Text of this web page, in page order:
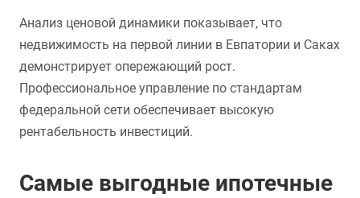
Анализ ценовой динамики показывает, что
недвижимость на первой линии в Евпатории и Саках
демонстрирует опережающий рост.
Профессиональное управление по стандартам
федеральной сети обеспечивает высокую
рентабельность инвестиций.
Самые выгодные ипотечные